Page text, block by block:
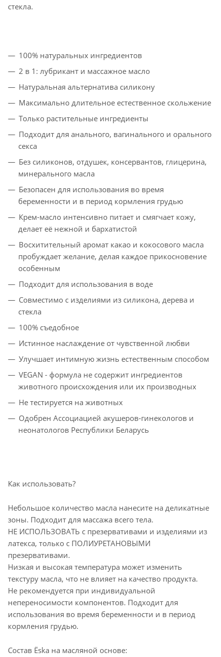
стекла.
100% натуральных ингредиентов
2 в 1: лубрикант и массажное масло
Натуральная альтернатива силикону
Максимально длительное естественное скольжение
Только растительные ингредиенты
Подходит для анального, вагинального и орального
секса
Без силиконов, отдушек, консервантов, глицерина,
минерального масла
Безопасен для использования во время
беременности и в период кормления грудью
Крем-масло интенсивно питает и смягчает кожу,
делает её нежной и бархатистой
Восхитительный аромат какао и кокосового масла
пробуждает желание, делая каждое прикосновение
особенным
Подходит для использования в воде
Совместимо с изделиями из силикона, дерева и
стекла
100% съедобное
Истинное наслаждение от чувственной любви
Улучшает интимную жизнь естественным способом
VEGAN - формула не содержит ингредиентов
животного происхождения или их производных
Не тестируется на животных
Одобрен Ассоциацией акушеров-гинекологов и
неонатологов Республики Беларусь
Как использовать?
Небольшое количество масла нанесите на деликатные
зоны. Подходит для массажа всего тела.
НЕ ИСПОЛЬЗОВАТЬ с презервативами и изделиями из
латекса, только с ПОЛИУРЕТАНОВЫМИ
презервативами.
Низкая и высокая температура может изменить
текстуру масла, что не влияет на качество продукта.
Не рекомендуется при индивидуальной
непереносимости компонентов. Подходит для
использования во время беременности и в период
кормления грудью.
Состав Ёska на масляной основе: